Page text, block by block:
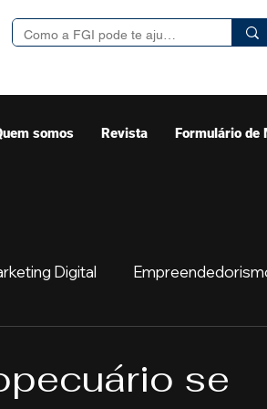
somos Revista Formulário de
Digital
se